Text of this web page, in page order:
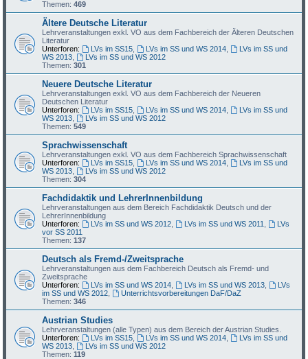
Themen:469
Ältere Deutsche Literatur
Lehrveranstaltungen exkl. VO aus dem Fachbereich der Älteren Deutschen
Literatur
Unterforen:
LVs im SS15 LVs im SS und WS 2014
LVs im SS und
WS 2013
LVs im SS und WS 2012
Themen:301
Neuere Deutsche Literatur
Lehrveranstaltungen exkl. VO aus dem Fachbereich der Neueren
Deutschen Literatur
Unterforen:
LVs im SS15 LVs im SS und WS 2014
LVs im SS und
WS 2013
LVs im SS und WS 2012
Themen:549
Sprachwissenschaft
Lehrveranstaltungen exkl. VO aus dem Fachbereich Sprachwissenschaft
Unterforen:
LVs im SS15 LVs im SS und WS 2014
LVs im SS und
WS 2013
LVs im SS und WS 2012
Themen:304
Fachdidaktik und LehrerInnenbildung
Lehrveranstaltungen aus dem Bereich Fachdidaktik Deutsch und der
LehrerInnenbildung
Unterforen:
LVs im SS und WS 2012 LVs im SS und WS 2011
LVs
vor SS 2011
Themen:137
Deutsch als Fremd-/Zweitsprache
Lehrveranstaltungen aus dem Fachbereich Deutsch als Fremd- und
Zweitsprache
Unterforen:
LVs im SS und WS 2014 LVs im SS und WS 2013
LVs
im SS und WS 2012
Unterrichtsvorbereitungen DaF/DaZ
Themen:346
Austrian Studies
Lehrveranstaltungen (alle Typen) aus dem Bereich der Austrian Studies.
Unterforen:
LVs im SS15 LVs im SS und WS 2014
LVs im SS und
WS 2013
LVs im SS und WS 2012
Themen:119